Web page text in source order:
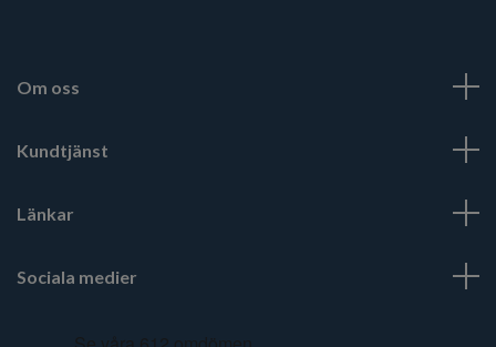
Om oss
Kundtjänst
Länkar
Sociala medier